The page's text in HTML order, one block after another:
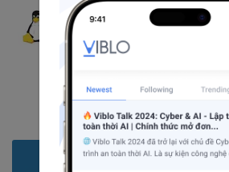
0câu hỏi
Theo dõi
Arduino